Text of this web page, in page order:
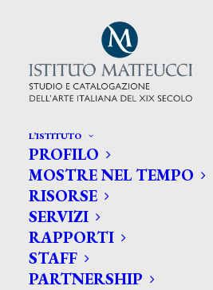
L’ISTITUTO
PROFILO
MOSTRE NEL TEMPO
RISORSE
SERVIZI
RAPPORTI
STAFF
PARTNERSHIP
CERCA TRA GLI ARTISTI:
Search
for: